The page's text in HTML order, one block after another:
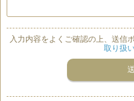
入力内容をよくご確認の上、送信
取り扱